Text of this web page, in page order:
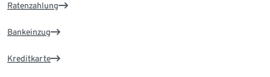
Ratenzahlung
Bankeinzug
Kreditkarte